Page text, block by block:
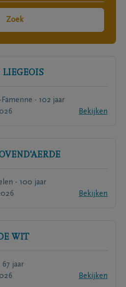
Zoek
LIEGEOIS
- 102 jaar
Bekijken
- 100 jaar
Bekijken
WIT
67 jaar
Bekijken